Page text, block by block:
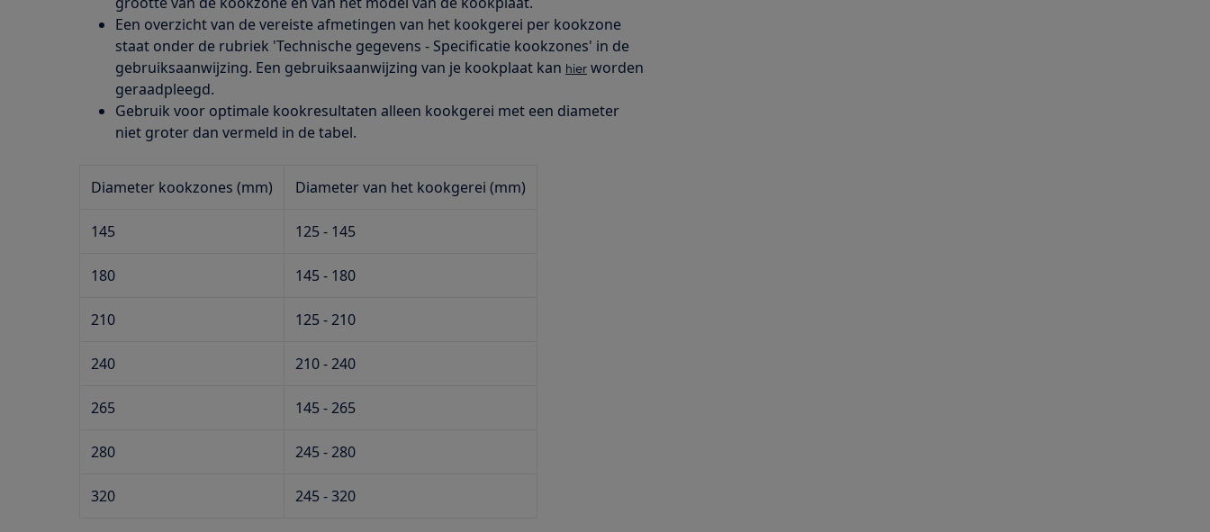
Een overzicht van de vereiste afmetingen van het kookgerei per kookzone
staat onder de rubriek 'Technische gegevens - Specificatie kookzones' in de
gebruiksaanwijzing. Een gebruiksaanwijzing van je kookplaat kan hier worden
geraadpleegd.
Gebruik voor optimale kookresultaten alleen kookgerei met een diameter
niet groter dan vermeld in de tabel.
Diameter kookzones (mm) Diameter van het kookgerei (mm)
145 125 - 145
180 145 - 180
210 125 - 210
240 210 - 240
265 145 - 265
280 245 - 280
320 245 - 320